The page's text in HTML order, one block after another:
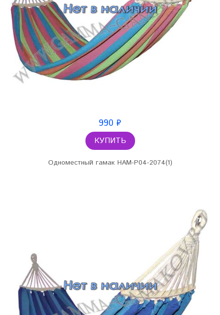
990 ₽
КУПИТЬ
Одноместный гамак HAM-P04-2074(1)